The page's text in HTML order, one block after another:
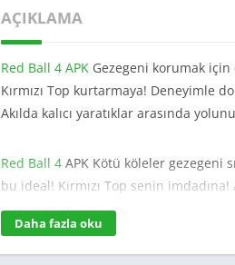
AÇIKLAMA
Red Ball 4 APK Gezegeni korumak
Kırmızı Top kurtarmaya! Deneyimle
Akılda kalıcı yaratıklar arasında
Red Ball 4 APK Kötü köleler gezegeni
bu ideal! Kırmızı Top senin
canavarları fethetmek için yetmiş-ver
Daha fazla oku